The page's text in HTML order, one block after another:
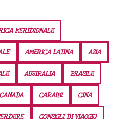
MERIDIONALE
AMERICA LATINA ASIA
AUSTRALIA BRASILE
CANADA CARAIBI CINA
CONSIGLI DI VIAGGIO